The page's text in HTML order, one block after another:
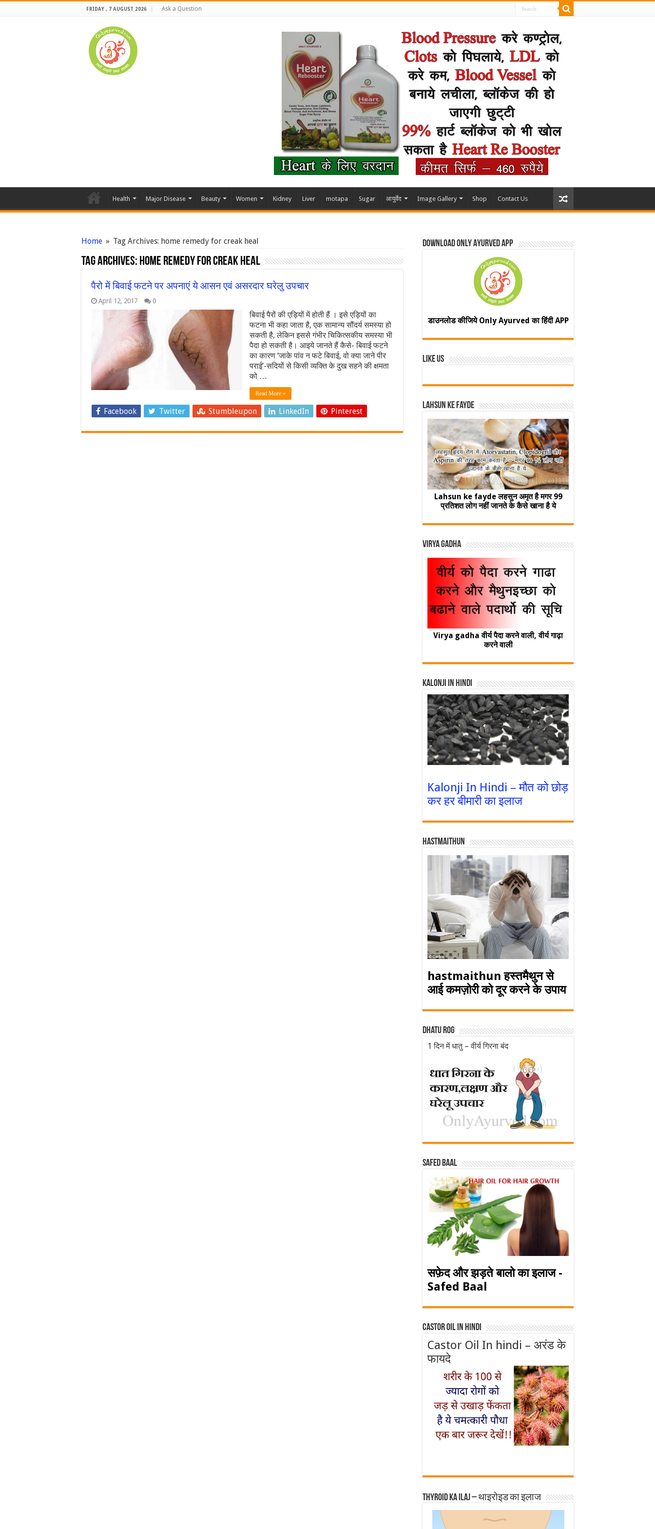
FRIDAY , 7 AUGUST 2026 Ask a Question
Health Major Disease Beauty Women Kidney Liver motapa Sugar आयुर्वेद Image Gallery Shop Contact Us
Home » Tag Archives: home remedy for creak heal
Tag Archives: home remedy for creak heal
पैरो में बिवाई फटने पर अपनाएं ये आसन एवं असरदार घरेलु उपचार
April 12, 2017 0
बिवाई पैरों की एड़ियों में होती हैं । इसे एड़ियों का
फटना भी कहा जाता है, एक सामान्य सौंदर्य समस्या हो
सकती है, लेकिन इससे गंभीर चिकित्सकीय समस्या भी
पैदा हो सकती है। आइये जानते हैं कैसे- बिवाई फटने
का कारण ‘जाके पांव न फटे बिवाई, वो क्या जाने पीर
पराई’-सदियों से किसी व्यक्ति के दुख सहने की क्षमता
को …
Read More »
Facebook Twitter Stumbleupon LinkedIn Pinterest
Download Only Ayurved App
डाउनलोड कीजिये Only Ayurved का हिंदी APP
Like Us
Lahsun ke fayde
Lahsun ke fayde लहसुन अमृत है मगर 99
प्रतिशत लोग नहीं जानते के कैसे खाना है ये
Virya Gadha
Virya gadha वीर्य पैदा करने वाली, वीर्य गाढ़ा
करने वाली
Kalonji In Hindi
Kalonji In Hindi – मौत को छोड़
कर हर बीमारी का इलाज
Hastmaithun
hastmaithun हस्तमैथुन से
आई कमज़ोरी को दूर करने के उपाय
Dhatu rog
1 दिन में धातु – वीर्य गिरना बंद
Safed baal
सफ़ेद और झड़ते बालो का इलाज -
Safed Baal
Castor Oil In Hindi
Castor Oil In hindi – अरंड के
फायदे
Thyroid ka ilaj – थाइरोइड का इलाज